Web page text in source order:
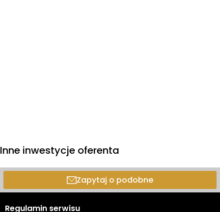
Inne inwestycje oferenta
Zapytaj o podobne
Regulamin serwisu